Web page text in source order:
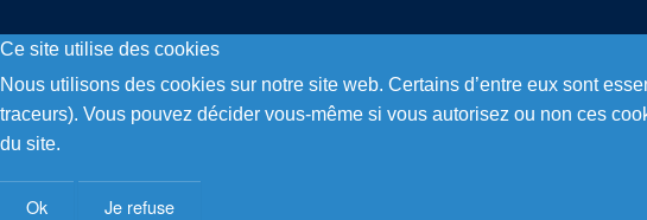
Copyright © 2026. Fly and Drive .
Ce site utilise des cookies
Nous utilisons des cookies sur notre site web. Certains d’entre eux sont
traceurs). Vous pouvez décider vous-même si vous autorisez ou non ces
du site.
Ok Je refuse